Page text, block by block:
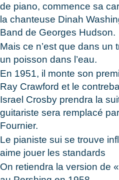
de piano, commence sa
la chanteuse Dinah
Band de Georges Hudson.
Mais ce n’est que dans un
un poisson dans l’eau.
En 1951, il monte son
Ray Crawford et le
Israel Crosby prendra la
guitariste sera remplacé
Fournier.
Le pianiste sui se trouve
aime jouer les standards
On retiendra la version de